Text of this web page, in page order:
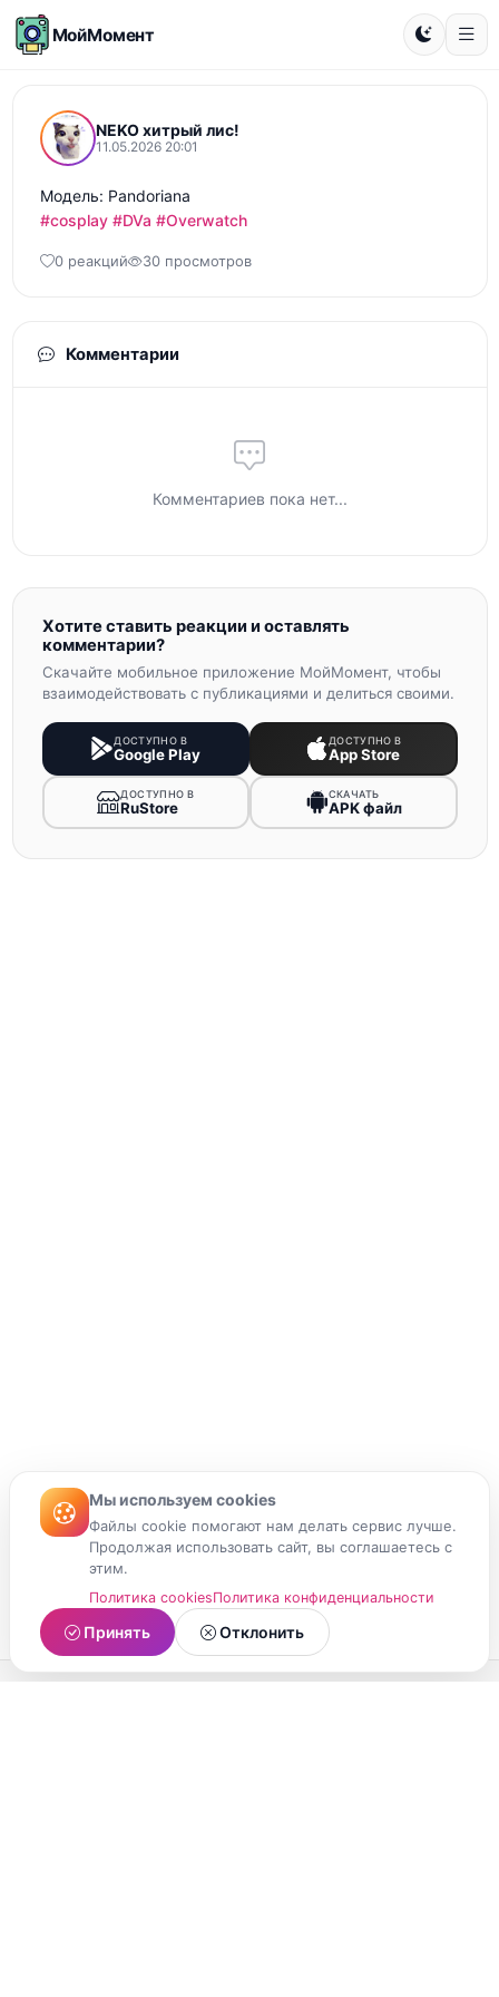
МойМомент
NEKO хитрый лис!
11.05.2026 20:01
#cosplay #DVa #Overwatch
0 реакций 30 просмотров
Комментарии
Комментариев пока нет...
Хотите ставить реакции и оставлять
комментарии?
Скачайте мобильное приложение МойМомент, чтобы
взаимодействовать с публикациями и делиться своими.
ДОСТУПНО В
Google Play
ДОСТУПНО В
App Store
ДОСТУПНО В
RuStore
СКАЧАТЬ
APK файл
Мы используем cookies
Файлы cookie помогают нам делать сервис лучше.
Продолжая использовать сайт, вы соглашаетесь с
этим.
Политика cookiesПолитика конфиденциальности
Принять Отклонить